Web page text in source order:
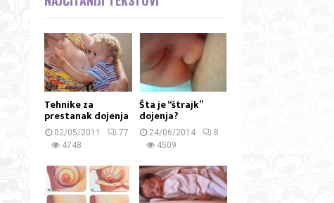
Tehnike za
prestanak dojenja
02/05/2011
77
4748
Šta je “štrajk”
dojenja?
24/06/2014
8
4509